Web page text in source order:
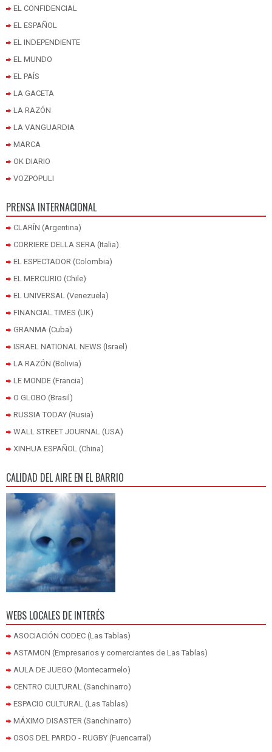
EL CONFIDENCIAL
EL ESPAÑOL
EL INDEPENDIENTE
EL MUNDO
EL PAÍS
LA GACETA
LA RAZÓN
LA VANGUARDIA
MARCA
OK DIARIO
VOZPOPULI
PRENSA INTERNACIONAL
CLARÍN (Argentina)
CORRIERE DELLA SERA (Italia)
EL ESPECTADOR (Colombia)
EL MERCURIO (Chile)
EL UNIVERSAL (Venezuela)
FINANCIAL TIMES (UK)
GRANMA (Cuba)
ISRAEL NATIONAL NEWS (Israel)
LA RAZÓN (Bolivia)
LE MONDE (Francia)
O GLOBO (Brasil)
RUSSIA TODAY (Rusia)
WALL STREET JOURNAL (USA)
XINHUA ESPAÑOL (China)
CALIDAD DEL AIRE EN EL BARRIO
WEBS LOCALES DE INTERÉS
ASOCIACIÓN CODEC (Las Tablas)
ASTAMON (Empresarios y comerciantes de Las Tablas)
AULA DE JUEGO (Montecarmelo)
CENTRO CULTURAL (Sanchinarro)
ESPACIO CULTURAL (Las Tablas)
MÁXIMO DISASTER (Sanchinarro)
OSOS DEL PARDO - RUGBY (Fuencarral)